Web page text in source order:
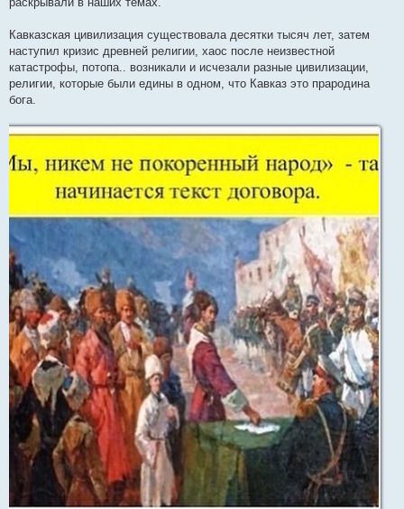
Кавказская цивилизация существовала десятки тысяч лет, затем
наступил кризис древней религии, хаос после неизвестной
катастрофы, потопа.. возникали и исчезали разные цивилизации,
религии, которые были едины в одном, что Кавказ это прародина
бога.